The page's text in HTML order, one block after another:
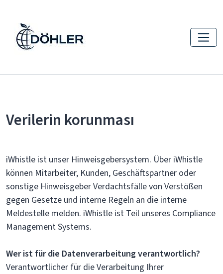
Verilerin korunması
iWhistle ist unser Hinweisgebersystem. Über iWhistle
können Mitarbeiter, Kunden, Geschäftspartner oder
sonstige Hinweisgeber Verdachtsfälle von Verstößen
gegen Gesetze und interne Regeln an die interne
Meldestelle melden. iWhistle ist Teil unseres Compliance
Management Systems.
Wer ist für die Datenverarbeitung verantwortlich?
Verantwortlicher für die Verarbeitung Ihrer